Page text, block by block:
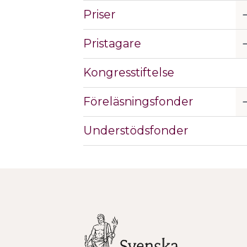
Priser
Pristagare
Kongresstiftelse
Föreläsningsfonder
Understödsfonder